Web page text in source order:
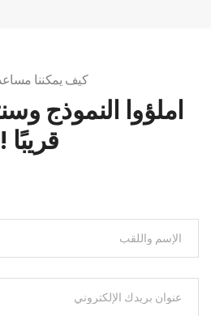
كيف يمكننا
املؤوا النموذج
قريبًا !